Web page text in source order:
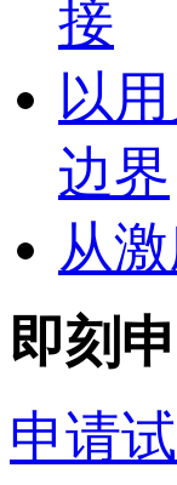
接
以
边界
从
即刻
申请